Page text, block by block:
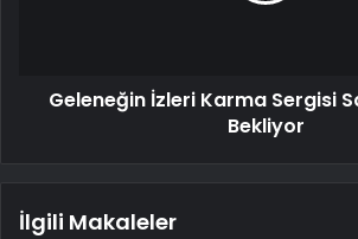
Geleneğin İzleri Karma Sergisi
Bekliyor
İlgili Makaleler